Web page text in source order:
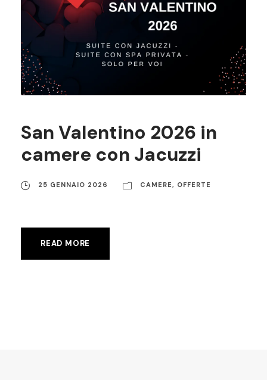
San Valentino 2026 in
camere con Jacuzzi
25 GENNAIO 2026 CAMERE, OFFERTE
READ MORE